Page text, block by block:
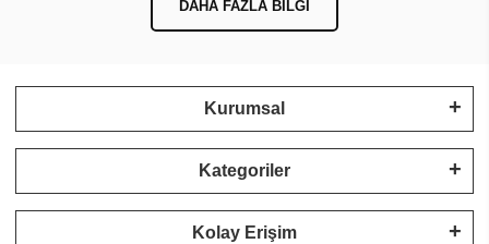
DAHA FAZLA BILGI
Kurumsal
Kategoriler
Kolay Erişim